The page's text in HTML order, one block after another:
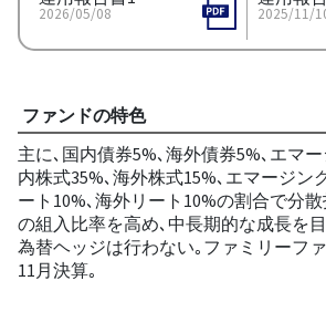
2026/05/08 2025/11/
ファンドの特色
主に､国内債券5%､海外債券5%､エマ
内株式35%､海外株式15%､エマージン
ート10%､海外リート10%の割合で分
の組入比率を高め､中長期的な成長を
為替ヘッジは行わない｡ファミリーフ
11月決算｡